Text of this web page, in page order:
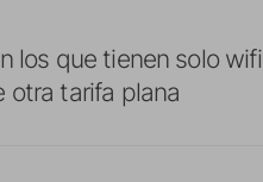
los que tienen solo
otra tarifa plana